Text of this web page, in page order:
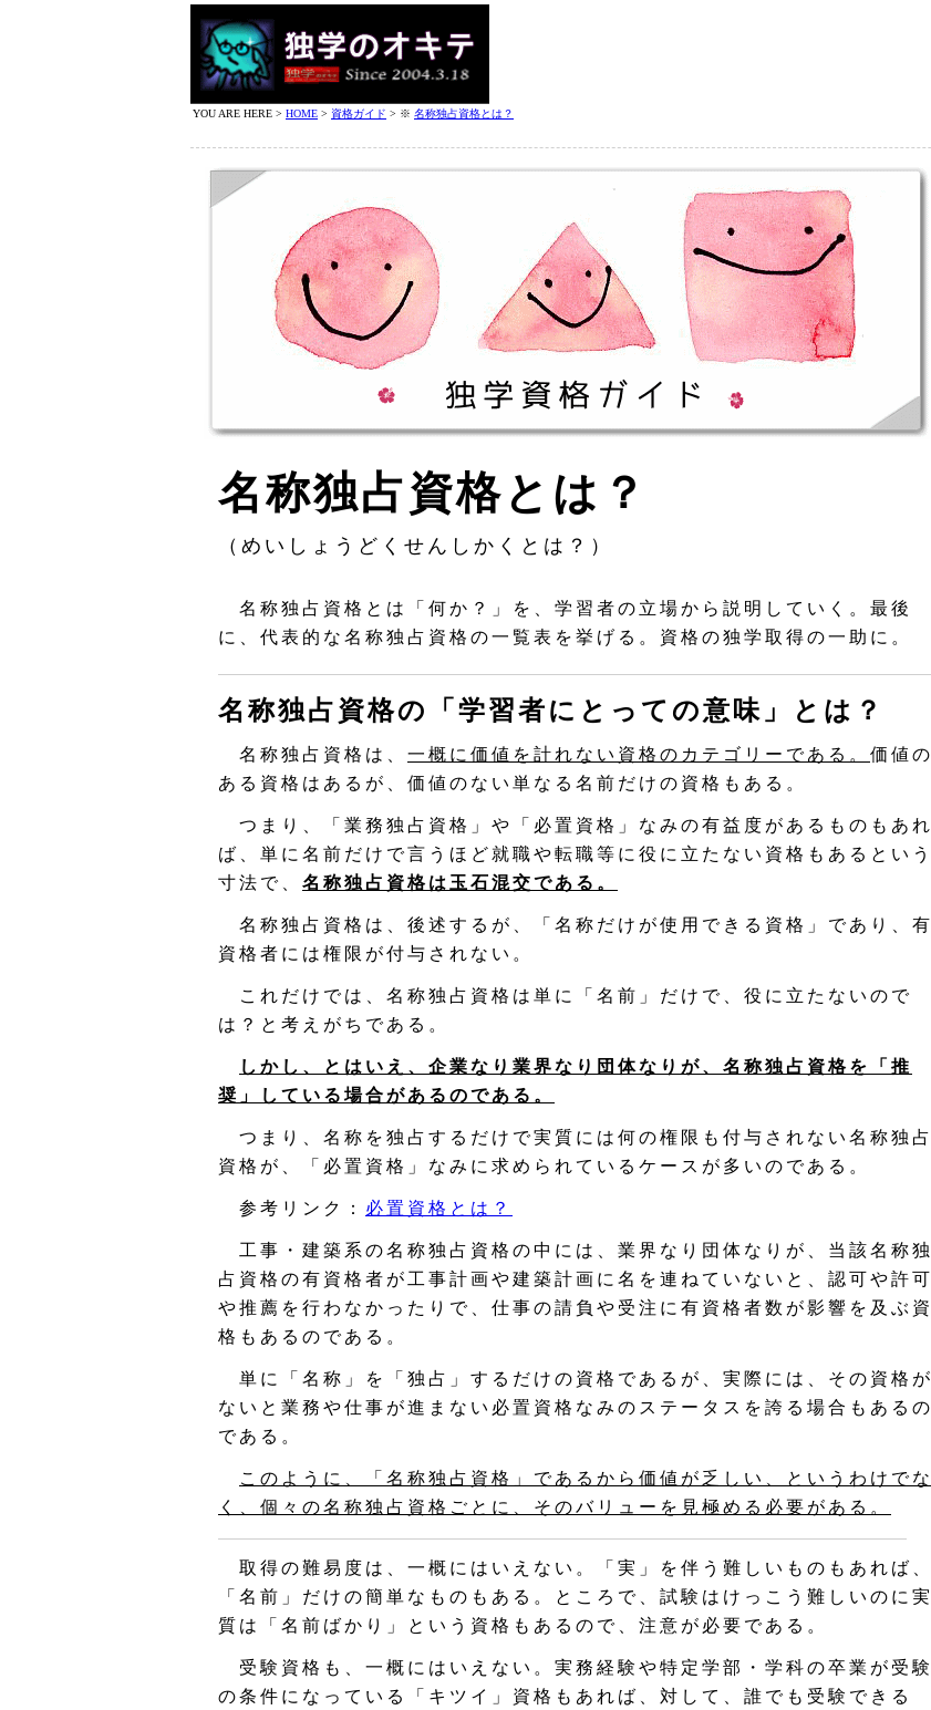
YOU ARE HERE > HOME > 資格ガイド > ※ 名称独占資格とは？
名称独占資格とは？
（めいしょうどくせんしかくとは？）
名称独占資格とは「何か？」を、学習者の立場から説明していく。最後
に、代表的な名称独占資格の一覧表を挙げる。資格の独学取得の一助に。
名称独占資格の「学習者にとっての意味」とは？
名称独占資格は、 一概に価値を計れない資格のカテゴリーである。 価値の
ある資格はあるが、価値のない単なる名前だけの資格もある。
つまり、「業務独占資格」や「必置資格」なみの有益度があるものもあれ
ば、単に名前だけで言うほど就職や転職等に役に立たない資格もあるという
寸法で、 名称独占資格は玉石混交である。
名称独占資格は、後述するが、「名称だけが使用できる資格」であり、有
資格者には権限が付与されない。
これだけでは、名称独占資格は単に「名前」だけで、役に立たないので
は？と考えがちである。
しかし、とはいえ、企業なり業界なり団体なりが、名称独占資格を「推
奨」している場合があるのである。
つまり、名称を独占するだけで実質には何の権限も付与されない名称独占
資格が、「必置資格」なみに求められているケースが多いのである。
参考リンク： 必置資格とは？
工事・建築系の名称独占資格の中には、業界なり団体なりが、当該名称独
占資格の有資格者が工事計画や建築計画に名を連ねていないと、認可や許可
や推薦を行わなかったりで、仕事の請負や受注に有資格者数が影響を及ぶ資
格もあるのである。
単に「名称」を「独占」するだけの資格であるが、実際には、その資格が
ないと業務や仕事が進まない必置資格なみのステータスを誇る場合もあるの
である。
このように、「名称独占資格」であるから価値が乏しい、というわけでな
く、個々の名称独占資格ごとに、そのバリューを見極める必要がある。
取得の難易度は、一概にはいえない。「実」を伴う難しいものもあれば、
「名前」だけの簡単なものもある。ところで、試験はけっこう難しいのに実
質は「名前ばかり」という資格もあるので、注意が必要である。
受験資格も、一概にはいえない。実務経験や特定学部・学科の卒業が受験
の条件になっている「キツイ」資格もあれば、対して、誰でも受験できる